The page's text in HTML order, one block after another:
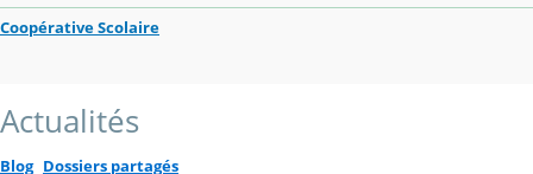
Coopérative Scolaire
Actualités
Blog Dossiers partagés